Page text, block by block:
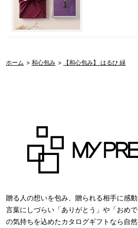
ホーム > 和心包み > 【和心包み】 はるひ 緑
贈る人の想いを包み、贈られる相手に感
言葉にしづらい「ありがとう」や「おめ
の気持ちを込めたカタログギフトなら自然